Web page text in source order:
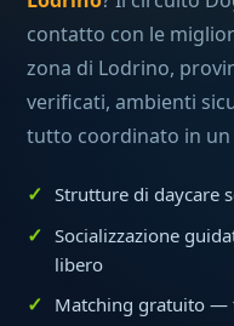
contatto con le
zona di Lodrino,
verificati, ambienti
tutto coordinato in
Strutture di daycare
Socializzazione
libero
Matching gratuito —